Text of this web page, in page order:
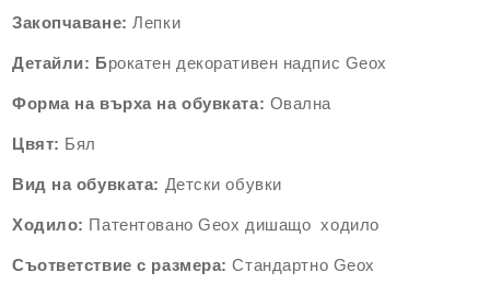
Закопчаване: Лепки
Детайли: Брокатен декоративен надпис Geox
Форма на върха на обувката: Овална
Цвят: Бял
Вид на обувката: Детски обувки
Ходило: Патентовано Geox дишащо ходило
Съответствие с размера: Стандартно Geox